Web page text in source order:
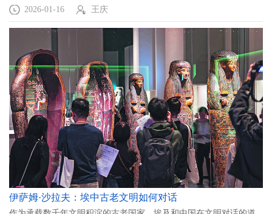
2026-01-16
王庆
伊萨姆·沙拉夫：埃中古老文明如何对话